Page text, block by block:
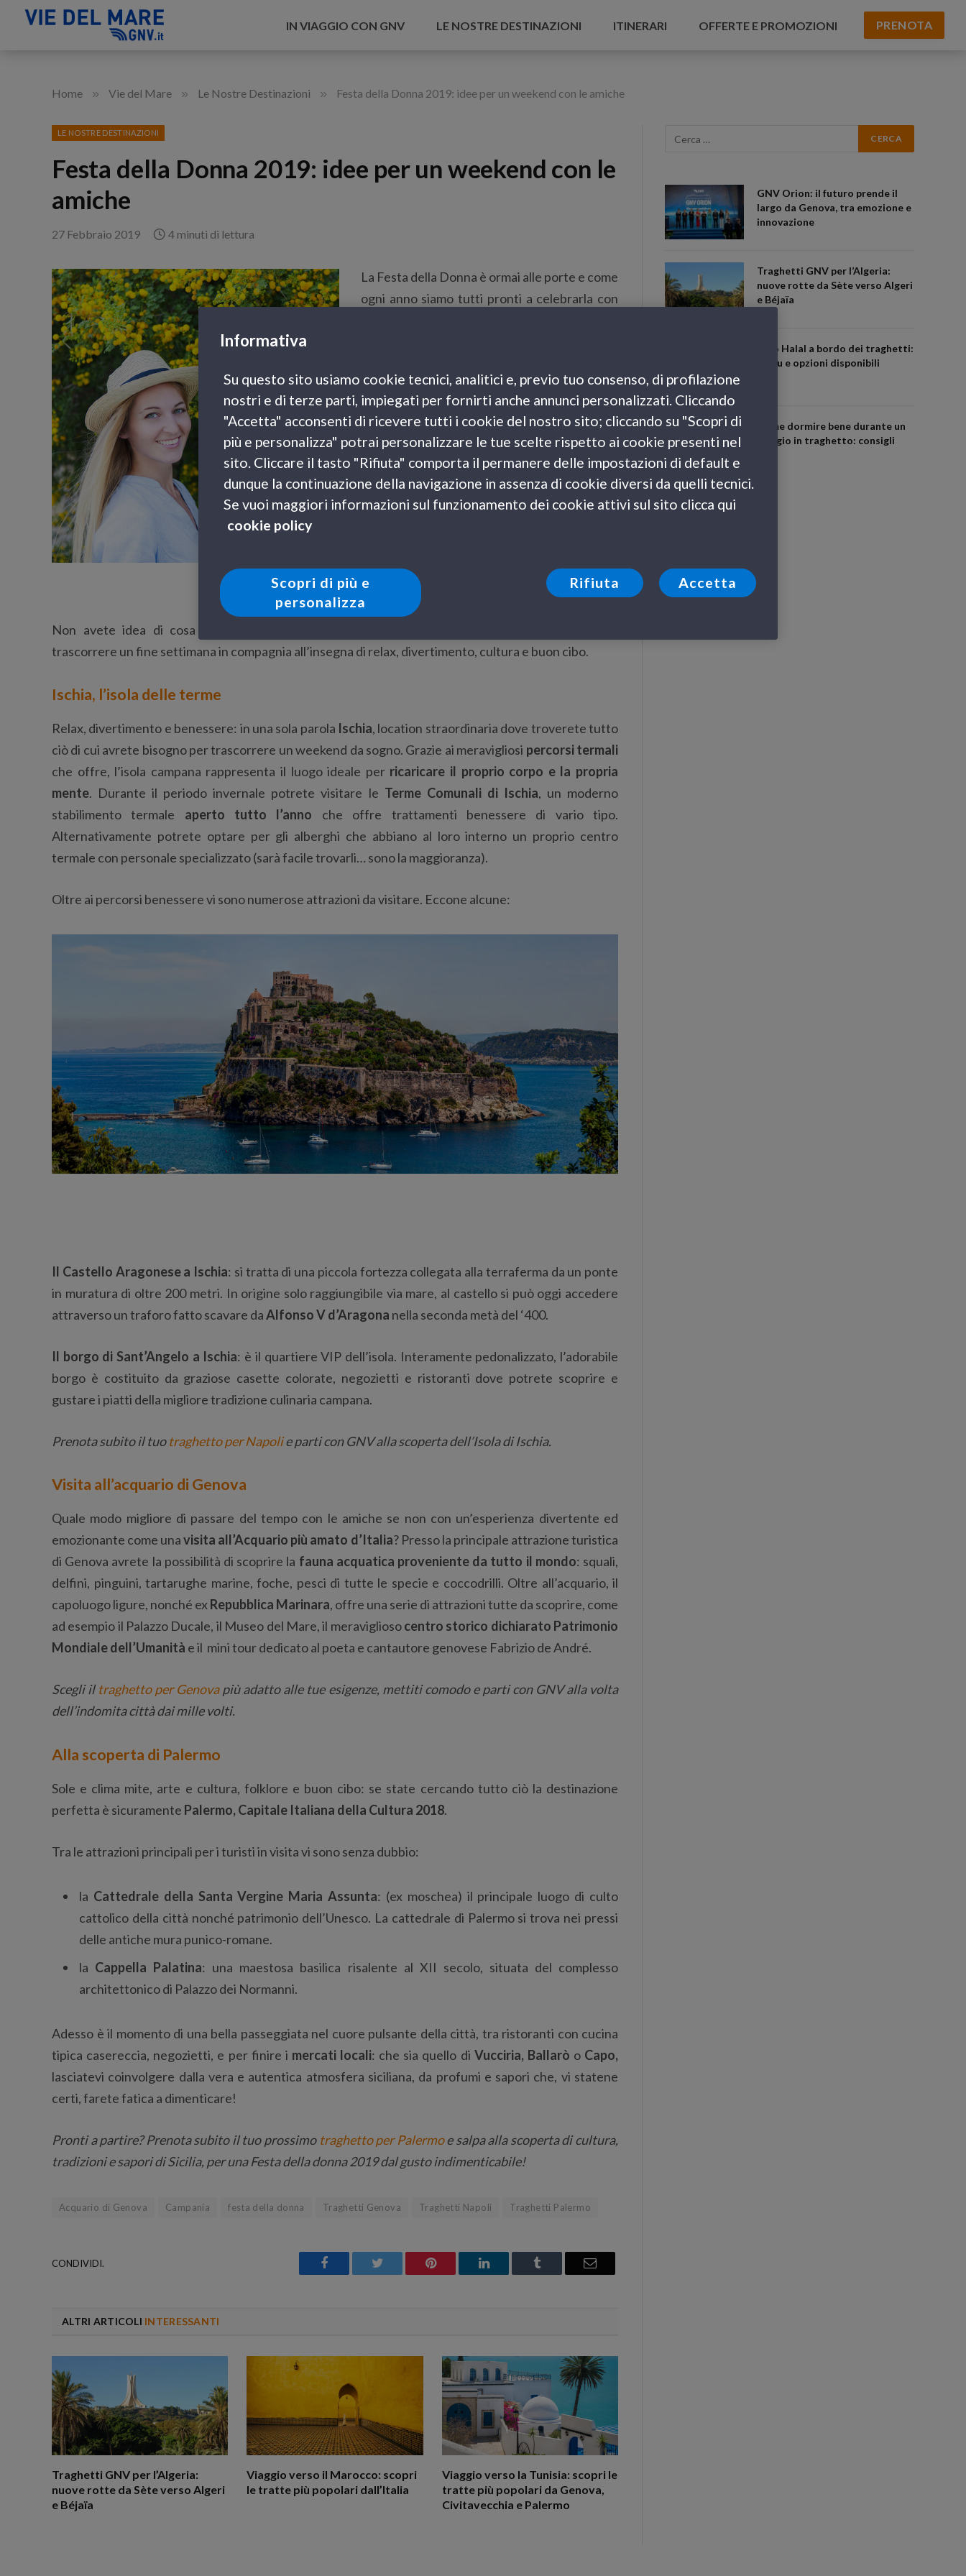
IN VIAGGIO CON GNV LE NOSTRE DESTINAZIONI ITINERARI OFFERTE E PROMOZIONI PRENOTA
Home » Vie del Mare » Le Nostre Destinazioni » Festa della Donna 2019: idee per un weekend con le amiche
LE NOSTRE DESTINAZIONI
Festa della Donna 2019: idee per un weekend con le
amiche
27 Febbraio 2019 4 minuti di lettura
La Festa della Donna è ormai alle porte e come
ogni anno siamo tutti pronti a celebrarla con
proprio di venerdì… e allora quale migliore
occasione per festeggiare tale ricorrenza
regalandosi un weekend fuori porta con le
amiche di sempre?
Non avete idea di cosa fare? Nessun problema! Ecco alcune
trascorrere un fine settimana in compagnia all’insegna di relax, divertimento, cultura e buon cibo.
Ischia, l’isola delle terme
Relax, divertimento e benessere: in una sola parola Ischia, location straordinaria dove troverete tutto
ciò di cui avrete bisogno per trascorrere un weekend da sogno. Grazie ai meravigliosi percorsi termali
che offre, l’isola campana rappresenta il luogo ideale per ricaricare il proprio corpo e la propria
mente. Durante il periodo invernale potrete visitare le Terme Comunali di Ischia, un moderno
stabilimento termale aperto tutto l’anno che offre trattamenti benessere di vario tipo.
Alternativamente potrete optare per gli alberghi che abbiano al loro interno un proprio centro
termale con personale specializzato (sarà facile trovarli… sono la maggioranza).
Oltre ai percorsi benessere vi sono numerose attrazioni da visitare. Eccone alcune:
Il Castello Aragonese a Ischia: si tratta di una piccola fortezza collegata alla terraferma da un ponte
in muratura di oltre 200 metri. In origine solo raggiungibile via mare, al castello si può oggi accedere
attraverso un traforo fatto scavare daAlfonso V d’Aragona nella seconda metà del ‘400.
Il borgo di Sant’Angelo a Ischia: è il quartiere VIP dell’isola. Interamente pedonalizzato, l’adorabile
borgo è costituito da graziose casette colorate, negozietti e ristoranti dove potrete scoprire e
gustare i piatti della migliore tradizione culinaria campana.
Prenota subito il tuotraghetto per Napolie parti con GNV alla scoperta dell’Isola di Ischia.
Visita all’acquario di Genova
Quale modo migliore di passare del tempo con le amiche se non con un’esperienza divertente ed
emozionante come unavisita all’Acquario più amato d’Italia? Presso la principale attrazione turistica
di Genova avrete la possibilità di scoprire la fauna acquatica proveniente da tutto il mondo: squali,
delfini, pinguini, tartarughe marine, foche, pesci di tutte le specie e coccodrilli. Oltre all’acquario, il
capoluogo ligure, nonché exRepubblica Marinara, offre una serie di attrazioni tutte da scoprire, come
ad esempio il Palazzo Ducale, il Museo del Mare, il meravigliosocentro storico dichiarato Patrimonio
Mondiale dell’Umanità e il mini tour dedicato al poeta e cantautore genovese Fabrizio de André.
Scegli il traghetto per Genovapiù adatto alle tue esigenze, mettiti comodo e parti con GNV alla volta
dell’indomita città dai mille volti.
Alla scoperta di Palermo
Sole e clima mite, arte e cultura, folklore e buon cibo: se state cercando tutto ciò la destinazione
perfetta è sicuramente Palermo, Capitale Italiana della Cultura 2018.
Tra le attrazioni principali per i turisti in visita vi sono senza dubbio:
la Cattedrale della Santa Vergine Maria Assunta: (ex moschea) il principale luogo di culto
cattolico della città nonché patrimonio dell’Unesco. La cattedrale di Palermo si trova nei pressi
delle antiche mura punico-romane.
la Cappella Palatina: una maestosa basilica risalente al XII secolo, situata del complesso
architettonico di Palazzo dei Normanni.
Adesso è il momento di una bella passeggiata nel cuore pulsante della città, tra ristoranti con cucina
tipica casereccia, negozietti, e per finire i mercati locali: che sia quello di Vucciria, Ballarò oCapo,
lasciatevi coinvolgere dalla vera e autentica atmosfera siciliana, da profumi e sapori che, vi statene
certi, farete fatica a dimenticare!
Pronti a partire? Prenota subito il tuo prossimo traghetto per Palermoe salpa alla scoperta di cultura,
tradizioni e sapori di Sicilia, per una Festa della donna 2019 dal gusto indimenticabile!
Acquario di Genova Campania festa della donna Traghetti Genova Traghetti Napoli Traghetti Palermo
CONDIVIDI. Facebook Twitter Pinterest LinkedIn Tumblr Email
ALTRI ARTICOLI INTERESSANTI
Traghetti GNV per l’Algeria:
nuove rotte da Sète verso Algeri
e Béjaïa
Viaggio verso il Marocco: scopri
le tratte più popolari dall’Italia
Viaggio verso la Tunisia: scopri le
tratte più popolari da Genova,
Civitavecchia e Palermo
GNV Orion: il futuro prende il
largo da Genova, tra emozione e
innovazione
Traghetti GNV per l’Algeria:
nuove rotte da Sète verso Algeri
e Béjaïa
Cibo Halal a bordo dei traghetti:
menu e opzioni disponibili
Come dormire bene durante un
viaggio in traghetto: consigli
Informativa
Su questo sito usiamo cookie tecnici, analitici e, previo tuo consenso, di profilazione
nostri e di terze parti, impiegati per fornirti anche annunci personalizzati. Cliccando
"Accetta" acconsenti di ricevere tutti i cookie del nostro sito; cliccando su "Scopri di
più e personalizza" potrai personalizzare le tue scelte rispetto ai cookie presenti nel
sito. Cliccare il tasto "Rifiuta" comporta il permanere delle impostazioni di default e
dunque la continuazione della navigazione in assenza di cookie diversi da quelli tecnici.
Se vuoi maggiori informazioni sul funzionamento dei cookie attivi sul sito clicca qui
cookie policy
Scopri di più e
personalizza
Rifiuta Accetta